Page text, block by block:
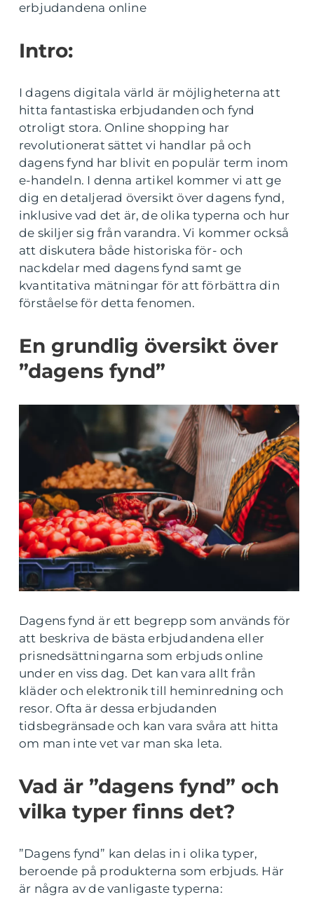
erbjudandena online
Intro:
I dagens digitala värld är möjligheterna att
hitta fantastiska erbjudanden och fynd
otroligt stora. Online shopping har
revolutionerat sättet vi handlar på och
dagens fynd har blivit en populär term inom
e-handeln. I denna artikel kommer vi att ge
dig en detaljerad översikt över dagens fynd,
inklusive vad det är, de olika typerna och hur
de skiljer sig från varandra. Vi kommer också
att diskutera både historiska för- och
nackdelar med dagens fynd samt ge
kvantitativa mätningar för att förbättra din
förståelse för detta fenomen.
En grundlig översikt över
”dagens fynd”
Dagens fynd är ett begrepp som används för
att beskriva de bästa erbjudandena eller
prisnedsättningarna som erbjuds online
under en viss dag. Det kan vara allt från
kläder och elektronik till heminredning och
resor. Ofta är dessa erbjudanden
tidsbegränsade och kan vara svåra att hitta
om man inte vet var man ska leta.
Vad är ”dagens fynd” och
vilka typer finns det?
”Dagens fynd” kan delas in i olika typer,
beroende på produkterna som erbjuds. Här
är några av de vanligaste typerna: